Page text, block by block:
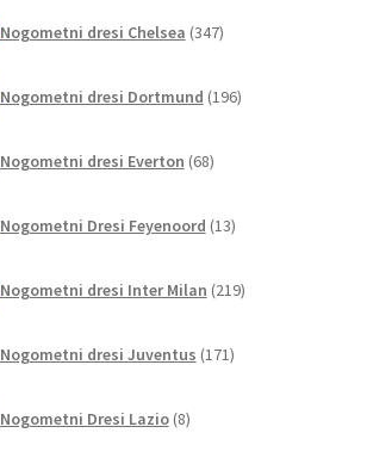
Nogometni dresi Chelsea 347izdelkov
Nogometni dresi Dortmund 196izdelkov
Nogometni dresi Everton 68izdelkov
Nogometni Dresi Feyenoord 13izdelkov
Nogometni dresi Inter Milan 219izdelkov
Nogometni dresi Juventus 171izdelkov
Nogometni Dresi Lazio 8izdelkov